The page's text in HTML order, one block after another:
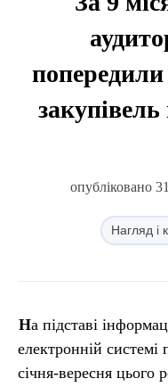
опубліковано
Нагляд і
На підставі інформації, оприлюдненої в
електронній системі
січня-вересня цього